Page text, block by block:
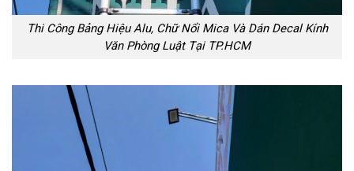
Thi Công Bảng Hiệu Alu, Chữ Nổi Mica Và Dán Decal Kính
Văn Phòng Luật Tại TP.HCM